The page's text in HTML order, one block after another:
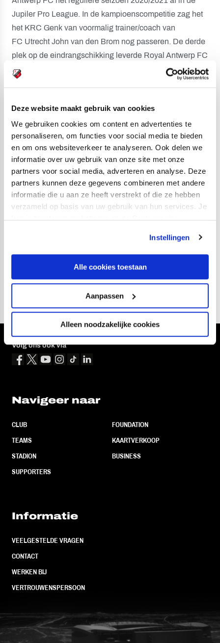
Deze website maakt gebruik van cookies
We gebruiken cookies om content en advertenties te
personaliseren, om functies voor social media te bieden
en om ons websiteverkeer te analyseren. Ook delen we
informatie over uw gebruik van onze site met onze
partners voor social media, adverteren en analyse. Deze
partners kunnen deze gegevens combineren met andere
informatie die u aan ze heeft verstrekt of die ze hebben
verzameld op basis van uw gebruik van hun services. Je
kan je toestemming beheren op de Cookiepagina.
Instellingen
Alle cookies toestaan
Aanpassen
Alleen noodzakelijke cookies
Jupiler Pro League. In de kampioenscompetitie zag het
het KRC Genk van voormalig trainer/coach van
FC Utrecht John van den Brom nog passeren. De derde
plek op de eindrangschikking leverde Royal Antwerp FC
een Europees ticket op; het team speelt binnenkort in de
Mannen als Didier Lamkel Zé, Martin Hongla (beiden
(Senegal) en Aurelio Buta (Portugal) behoren tot de
sterkhoudersvan de Antwerpse club, die deze week
een prachtig en hypermodern nieuw trainingscomplex in
gebruik nam.
Brian Priske is sinds dit seizoen de trainer van Royal
Antwerp FC. Priske iseen 44-jarige Deen, die eerder
als oefenmeester actief was bij FC Mitdjylland. Als
speler deed hij België ook al aan; Priske kwam uit voor
concurrenten van Royal Antwerp FC in de strijd om de
bovenste plekken.
Volg ons ook via
Navigeer naar
CLUB
TEAMS
STADION
SUPPORTERS
FOUNDATION
KAARTVERKOOP
BUSINESS
Informatie
VEELGESTELDE VRAGEN
CONTACT
WERKEN BIJ
VERTROUWENSPERSOON
FC Utrecht<br>vanuit<br>het